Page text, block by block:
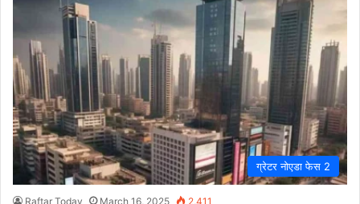
ग्रेटर नोएडा फेस 2
Raftar Today March 16, 2025 2,411